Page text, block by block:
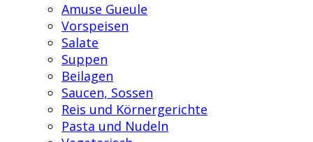
Amuse Gueule
Vorspeisen
Salate
Suppen
Beilagen
Saucen, Sossen
Reis und Körnergerichte
Pasta und Nudeln